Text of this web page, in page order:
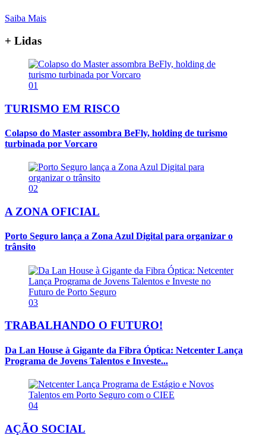
Saiba Mais
+ Lidas
01
TURISMO EM RISCO
Colapso do Master assombra BeFly, holding de turismo
turbinada por Vorcaro
02
A ZONA OFICIAL
Porto Seguro lança a Zona Azul Digital para organizar o
trânsito
03
TRABALHANDO O FUTURO!
Da Lan House à Gigante da Fibra Óptica: Netcenter Lança
Programa de Jovens Talentos e Investe...
04
AÇÃO SOCIAL